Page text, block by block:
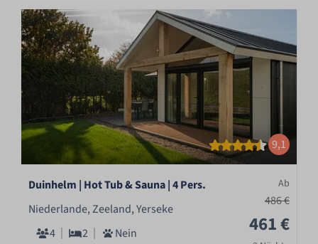
9,1
Ab
486 €
461 €
Duinhelm | Hot Tub & Sauna | 4 Pers.
Niederlande, Zeeland, Yerseke
4
2 Nein